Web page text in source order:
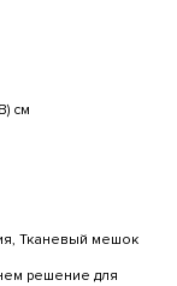
см
Тканевый мешок
решение для